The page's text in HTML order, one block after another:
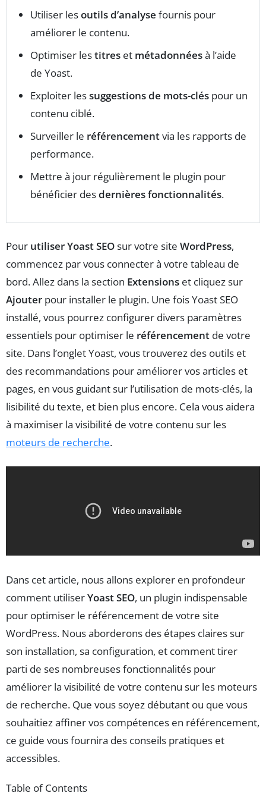
Utiliser lesoutils d’analyse fournis pour
améliorer le contenu.
Optimiser lestitres et métadonnéesà l’aide
de Yoast.
Exploiter lessuggestions de mots-clés pour un
contenu ciblé.
Surveiller le référencementvia les rapports de
performance.
Mettre à jour régulièrement le plugin pour
bénéficier desdernières fonctionnalités.
Pour utiliser Yoast SEOsur votre site WordPress,
commencez par vous connecter à votre tableau de
bord. Allez dans la section Extensions et cliquez sur
Ajouter pour installer le plugin. Une fois Yoast SEO
installé, vous pourrez configurer divers paramètres
essentiels pour optimiser le référencement de votre
site. Dans l’onglet Yoast, vous trouverez des outils et
des recommandations pour améliorer vos articles et
pages, en vous guidant sur l’utilisation de mots-clés, la
lisibilité du texte, et bien plus encore. Cela vous aidera
à maximiser la visibilité de votre contenu sur les
moteurs de recherche.
Dans cet article, nous allons explorer en profondeur
comment utiliserYoast SEO, un plugin indispensable
pour optimiser le référencement de votre site
WordPress. Nous aborderons des étapes claires sur
son installation, sa configuration, et comment tirer
parti de ses nombreuses fonctionnalités pour
améliorer la visibilité de votre contenu sur les moteurs
de recherche. Que vous soyez débutant ou que vous
souhaitiez affiner vos compétences en référencement,
ce guide vous fournira des conseils pratiques et
accessibles.
Table of Contents